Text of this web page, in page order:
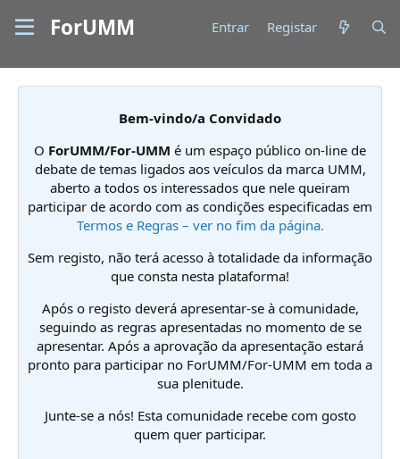
ForUMM Entrar Registar
Bem-vindo/a Convidado
O ForUMM/For-UMM é um espaço público on-line de
debate de temas ligados aos veículos da marca UMM,
aberto a todos os interessados que nele queiram
participar de acordo com as condições especificadas em
Termos e Regras – ver no fim da página.
Sem registo, não terá acesso à totalidade da informação
que consta nesta plataforma!
Após o registo deverá apresentar-se à comunidade,
seguindo as regras apresentadas no momento de se
apresentar. Após a aprovação da apresentação estará
pronto para participar no ForUMM/For-UMM em toda a
sua plenitude.
Junte-se a nós! Esta comunidade recebe com gosto
quem quer participar.